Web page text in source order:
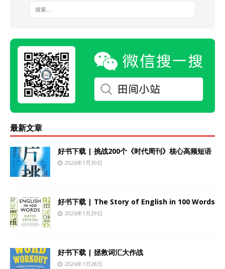
最新文章
好书下载 | 挑战200个《时代周刊》核心高频短语
2026年1月30日
好书下载 | The Story of English in 100 Words
2026年1月29日
好书下载 | 拯救词汇大作战
2026年1月28日